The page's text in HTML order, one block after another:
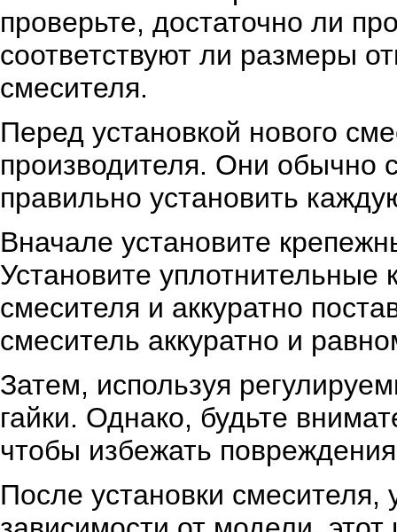
проверьте, достаточно ли
соответствуют ли размеры
смесителя.
Перед установкой нового
производителя. Они обычно
правильно установить
Вначале установите
Установите уплотнительные
смесителя и аккуратно
смеситель аккуратно и
Затем, используя
гайки. Однако, будьте
чтобы избежать
После установки смесителя,